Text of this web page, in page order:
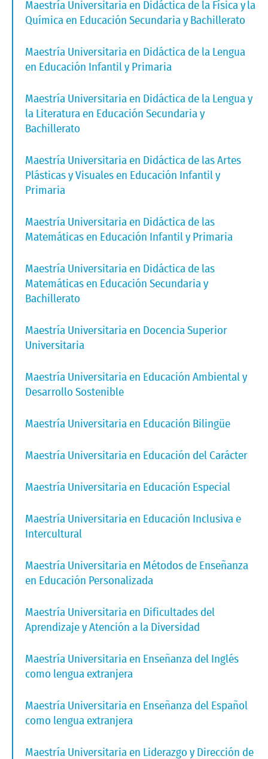
Maestría Universitaria en Didáctica de la Física y la
Química en Educación Secundaria y Bachillerato
Maestría Universitaria en Didáctica de la Lengua
en Educación Infantil y Primaria
Maestría Universitaria en Didáctica de la Lengua y
la Literatura en Educación Secundaria y
Bachillerato
Maestría Universitaria en Didáctica de las Artes
Plásticas y Visuales en Educación Infantil y
Primaria
Maestría Universitaria en Didáctica de las
Matemáticas en Educación Infantil y Primaria
Maestría Universitaria en Didáctica de las
Matemáticas en Educación Secundaria y
Bachillerato
Maestría Universitaria en Docencia Superior
Universitaria
Maestría Universitaria en Educación Ambiental y
Desarrollo Sostenible
Maestría Universitaria en Educación Bilingüe
Maestría Universitaria en Educación del Carácter
Maestría Universitaria en Educación Especial
Maestría Universitaria en Educación Inclusiva e
Intercultural
Maestría Universitaria en Métodos de Enseñanza
en Educación Personalizada
Maestría Universitaria en Dificultades del
Aprendizaje y Atención a la Diversidad
Maestría Universitaria en Enseñanza del Inglés
como lengua extranjera
Maestría Universitaria en Enseñanza del Español
como lengua extranjera
Maestría Universitaria en Liderazgo y Dirección de